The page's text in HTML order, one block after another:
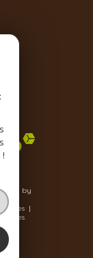
by